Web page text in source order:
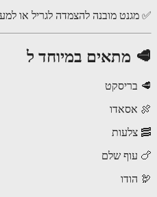
מובנה להצמדה לגריל או למעשנה
מתאים במיוחד ל
שלם